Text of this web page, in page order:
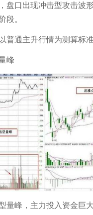
盘口出现冲击型攻击波
段。
普通主升行情为测算标准
峰
量峰，主力投入资金巨